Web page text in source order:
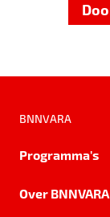
BNNVARA
Programma's
Over BNNVARA